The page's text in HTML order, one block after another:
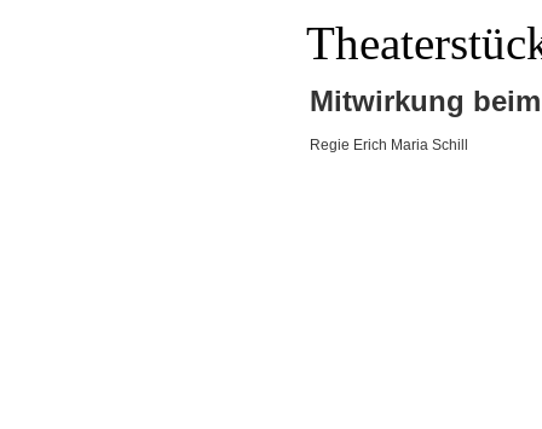
Mitwirkung
Regie Erich Maria Schill